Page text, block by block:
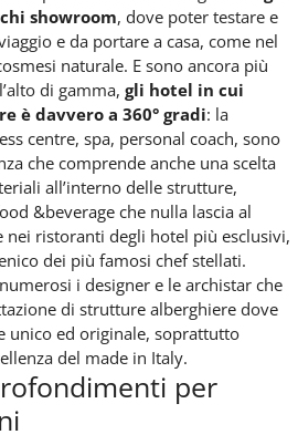
showroom, dove poter testare e
e da portare a casa, come nel
naturale. E sono ancora più
di gamma, gli hotel in cui
è davvero a 360° gradi: la
centre, spa, personal coach, sono
che comprende anche una scelta
all’interno delle strutture,
&beverage che nulla lascia al
nei ristoranti degli hotel più esclusivi,
dei più famosi chef stellati.
i designer e le archistar che
di strutture alberghiere dove
unico ed originale, soprattutto
del made in Italy.
per